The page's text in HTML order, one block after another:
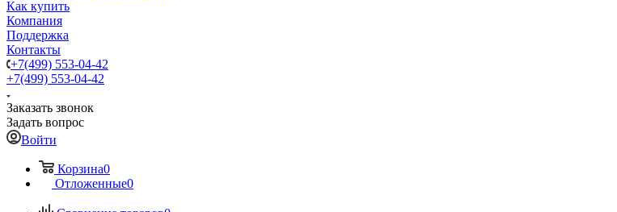
Как купить
Компания
Поддержка
Контакты
+7(499) 553-04-42
+7(499) 553-04-42
Заказать звонок
Задать вопрос
Войти
Корзина0
Отложенные0